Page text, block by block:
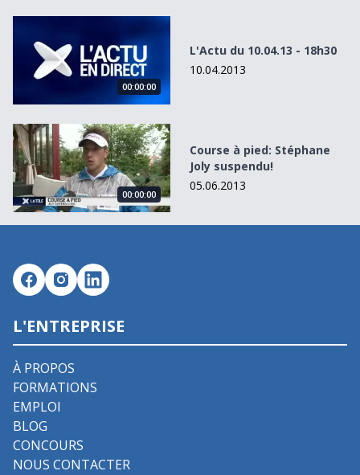
L&#039;Actu du 10.04.13 - 18h30
00:00:00
L'Actu du 10.04.13 - 18h30
10.04.2013
Course à pied: Stéphane Joly suspendu!
00:00:00
Course à pied: Stéphane
Joly suspendu!
05.06.2013
L'ENTREPRISE
À PROPOS
FORMATIONS
EMPLOI
BLOG
CONCOURS
NOUS CONTACTER